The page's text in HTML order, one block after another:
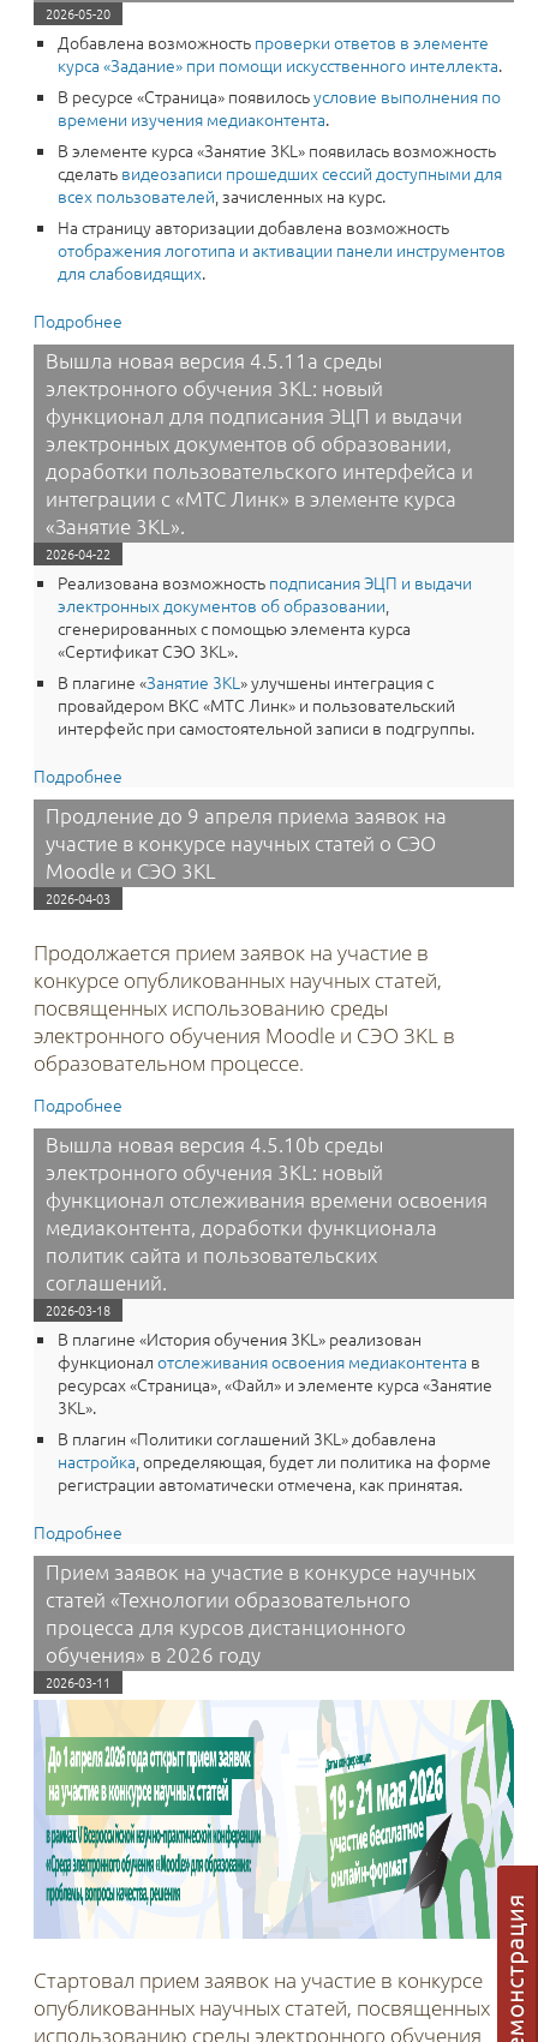
2026-05-20
Добавлена возможность проверки ответов в элементе
курса «Задание» при помощи искусственного интеллекта.
В ресурсе «Страница» появилосьусловие выполнения по
времени изучения медиаконтента.
В элементе курса «Занятие 3KL» появилась возможность
сделать видеозаписи прошедших сессий доступными для
всех пользователей, зачисленных на курс.
На страницу авторизации добавлена возможность
отображения логотипа и активации панели инструментов
для слабовидящих.
Подробнее
обучения 3KL: возможность проверки ответов в
элементе курса «Задание» при помощи
искусственного интеллекта, условие выполнения
ресурса «Страница» по времени изучения
медиаконтента и другие доработки.
Вышла новая версия 4.5.11a среды
электронного обучения 3KL: новый
функционал для подписания ЭЦП и выдачи
электронных документов об образовании,
доработки пользовательского интерфейса и
интеграции с «МТС Линк» в элементе курса
«Занятие 3KL».
2026-04-22
Реализована возможность подписания ЭЦП и выдачи
электронных документов об образовании,
сгенерированных с помощью элемента курса
«Сертификат СЭО 3KL».
В плагине «Занятие 3KL» улучшены интеграция с
провайдером ВКС «МТС Линк» и пользовательский
интерфейс при самостоятельной записи в подгруппы.
Подробнее
обучения 3KL: новый функционал для подписания
ЭЦП и выдачи электронных документов об
образовании, доработки пользовательского
интерфейса и интеграции с «МТС Линк» в элементе
курса «Занятие 3KL».
Продление до 9 апреля приема заявок на
участие в конкурсе научных статей о СЭО
Moodle и СЭО 3KL
2026-04-03
Продолжается прием заявок на участие в
конкурсе опубликованных научных статей,
посвященных использованию среды
электронного обучения Moodle и СЭО 3KL в
образовательном процессе.
Подробнее
конкурсе научных статей о СЭО Moodle и СЭО 3KL
Вышла новая версия 4.5.10b среды
электронного обучения 3KL: новый
функционал отслеживания времени освоения
медиаконтента, доработки функционала
политик сайта и пользовательских
соглашений.
2026-03-18
В плагине «История обучения 3KL» реализован
функционал отслеживания освоения медиаконтента в
ресурсах «Страница», «Файл» и элементе курса «Занятие
3KL».
В плагин «Политики соглашений 3KL‎» добавлена
настройка, определяющая, будет ли политика на форме
регистрации автоматически отмечена, как принятая.
Подробнее
обучения 3KL: новый функционал отслеживания
времени освоения медиаконтента, доработки
функционала политик сайта и пользовательских
соглашений.
Прием заявок на участие в конкурсе научных
статей «Технологии образовательного
процесса для курсов дистанционного
обучения» в 2026 году
2026-03-11
Стартовал прием заявок на участие в конкурсе
опубликованных научных статей, посвященных
использованию среды электронного обучения